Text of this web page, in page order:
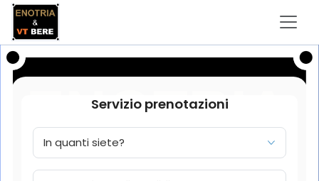
Servizio prenotazioni